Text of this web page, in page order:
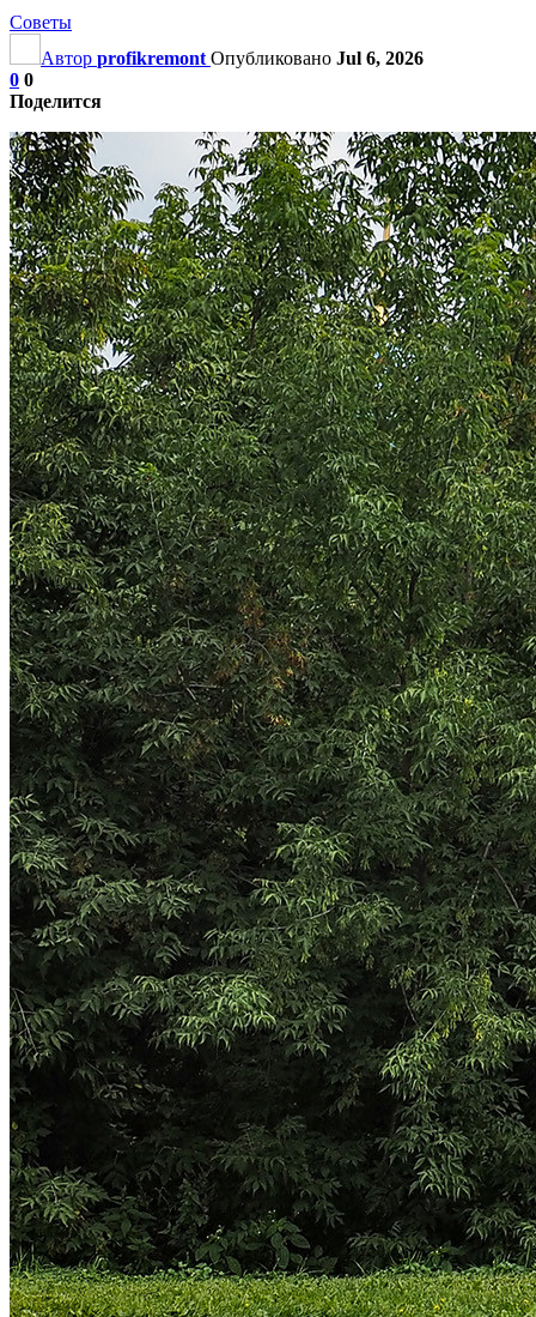
Советы
Автор profikremont Опубликовано Jul 6, 2026
0 0
Поделится